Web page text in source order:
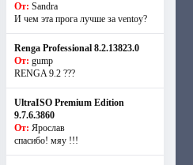
От: Sandra
И чем эта прога лучше за ventoy?
Renga Professional 8.2.13823.0
От: gump
RENGA 9.2 ???
UltraISO Premium Edition
9.7.6.3860
От: Ярослав
спасибо! мяу !!!